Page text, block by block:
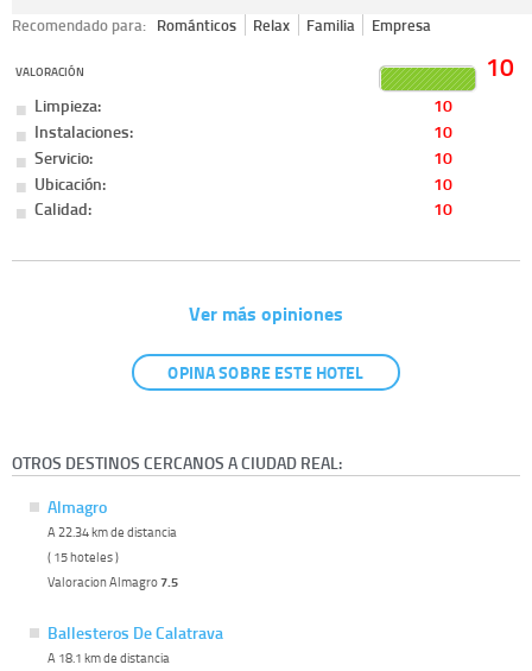
Recomendado para: Románticos Relax Familia Empresa
VALORACIÓN 10
Limpieza:
10
Instalaciones:
10
Servicio:
10
Ubicación:
10
Calidad:
10
Ver más opiniones
OPINA SOBRE ESTE HOTEL
OTROS DESTINOS CERCANOS A CIUDAD REAL:
Almagro
A 22.34 km de distancia
( 15 hoteles )
Valoracion Almagro7.5
Ballesteros De Calatrava
A 18.1 km de distancia